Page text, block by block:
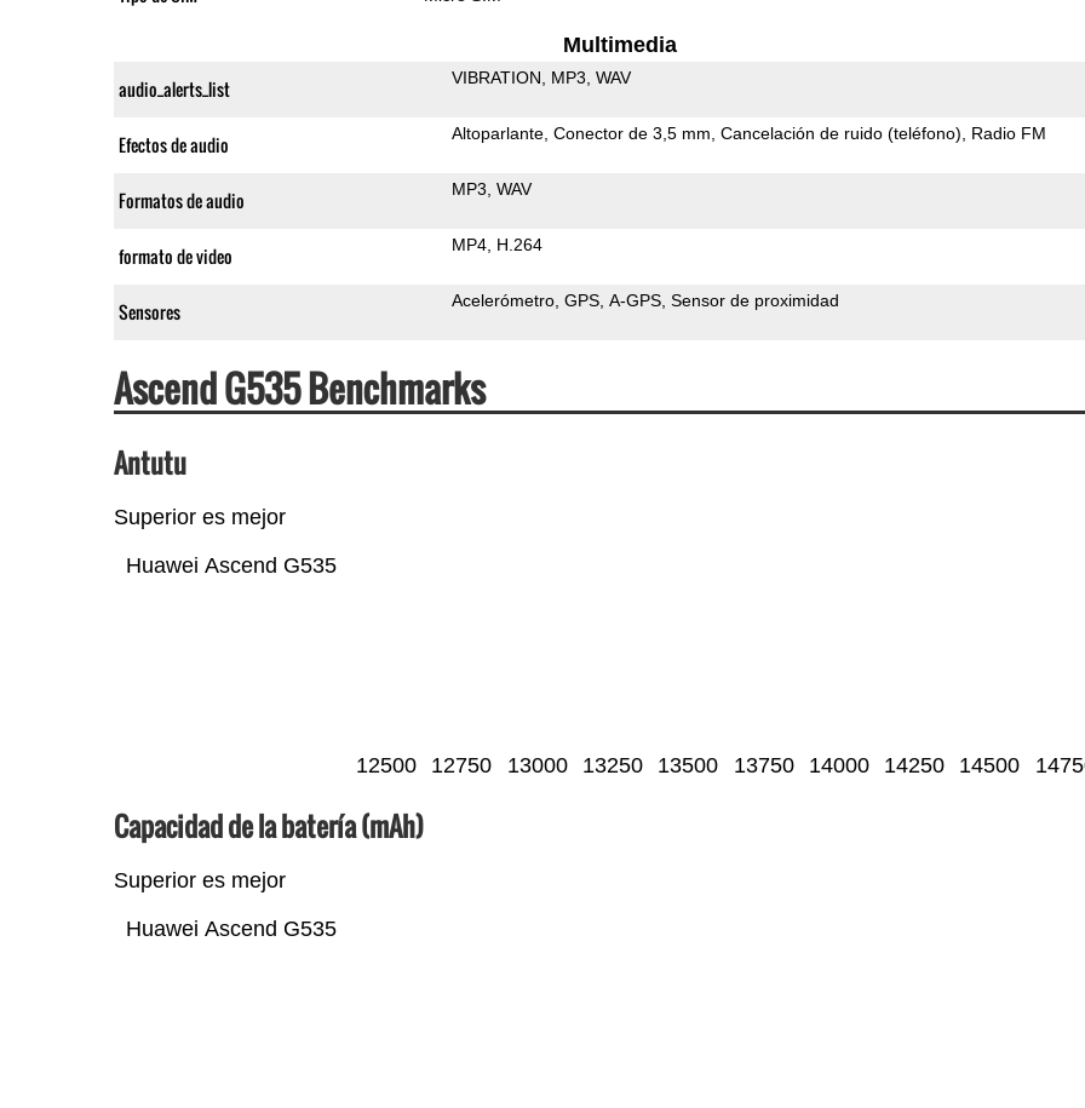
Multimedia
audio_alerts_list VIBRATION MP3 WAV
Efectos de audio Altoparlante Conector de 3,5 mm Cancelación de ruido (teléfono) Radio FM
Formatos de audio MP3 WAV
formato de video MP4 H.264
Sensores Acelerómetro GPS A-GPS Sensor de proximidad
Ascend G535 Benchmarks
Antutu
Superior es mejor
Huawei Ascend G535
12500 12750 13000 13250 13500 13750 14000 14250 14500
Capacidad de la batería (mAh)
Superior es mejor
Huawei Ascend G535